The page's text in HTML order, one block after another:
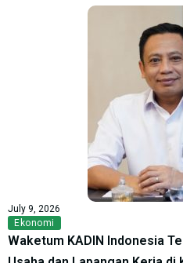
July 9, 2026
Ekonomi
Waketum KADIN Indonesia